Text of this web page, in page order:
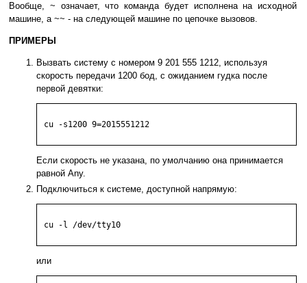
Вообще, ~ означает, что команда будет исполнена на исходной
машине, а ~~ - на следующей машине по цепочке вызовов.
ПРИМЕРЫ
Вызвать систему с номером 9 201 555 1212, используя
скорость передачи 1200 бод, с ожиданием гудка после
первой девятки:
cu -s1200 9=2015551212
Если скорость не указана, по умолчанию она принимается
равной Any.
Подключиться к системе, доступной напрямую:
cu -l /dev/tty10
или